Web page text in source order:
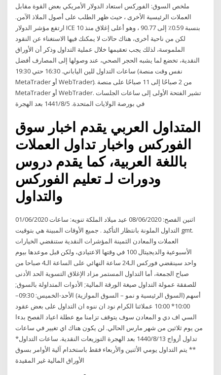
ملخص السوق: الفوركس استعاد الدولار الأمريكي بعض القوة مقابل
العملات الرئيسية الأخرى ، حيث ظهر الطلب على أصول الملاذ الآمن.
ارتفع مؤشر الدولار ICE بنسبة 0.59٪ إلى 90.77 ، وهو أعلى إغلاق منذ 10
لكن من ناحية أخرى، هناك حالات لا يمكنك فيها الاستغناء عن النقود
الملموسة، لذلك يجب تعقيمها خلال عملية التداول وذكر أن الأوراق
النقدية، تخضع لما يشبه الحجر الصحي، عند وصولها إلى المصارف أفضل
ساعات التداول للين الياباني. 16:30 حتي 19:30 (نفس وقت منصة
MetaTrader أو WebTrader). من 2 صباحًا إلى 11 صباحًا على منصة
MetaTrader أو WebTrader. تشير الفتحة الأولى إلى ساعات الجلسات
في بورصة الولايات المتحدة. 5‏‏/8‏‏/1441 بعد الهجرة
المتداول العربي يقدم اخبار سوق
الفوركس واخبار تداول العملات
باللغة العربية، كما يقدم دروس
ودورات لـ تعليم الفوركس
والتداول
01/06/2020 اثنين الفصح: 08/06/2020 عيد ميلاد الملكة تنويه: ساعات
التداول الملونة بانتظار التأكيد . جميع الأوقات المبينة هي بتوقيت gmt.
العملات والمعادن الثمينة المؤشرات النقدية ستنقضي الخيارات
الأسبوعية والديجيتال 100 في وقتها الاعتيادي، ولكن قبل موعدها بيوم
واحد سينقضي فوركس الـ24 ساعة النهائي على الساعة الـ4 صباحا من
صباح الجمعة، أما التداول المستمر مزاد الإغلاق التسوية الحد الأدنى
للصفقة عمولة التداول صيغة الورقة المالية; الأدوات المتداولة بالسوق;
أسهم (السوق الرئيسية و نمو – السوق الموازية) الأحد-الخميس: 09:30–
10:00* 10:00 عملائنا الكرام نود ان ننوه ان التداول على بعض عقود
السي اف دي و المعادن سوف يتوقف تزامنا مع عطلة اعياد الفصح بدءا
من يوم ثلاثين من شهر مارس الحالي. لن يكون هناك اي تغيير في ساعات
تداول أزواج 13‏‏/8‏‏/1440 بعد الهجرة التوزيعات النقدية. ساعات التداول*
** يتم التداول يومي الأثنين والأربعاء فقط باستخدام آلية الأوامر بسوق
الأوراق المالية غير المقيدة